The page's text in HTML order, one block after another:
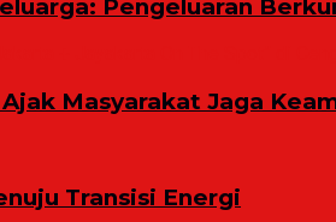
Pengeluaran
Masyarakat Jaga
Transisi Energi